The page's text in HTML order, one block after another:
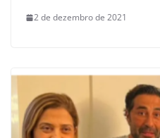
2 de dezembro de 2021